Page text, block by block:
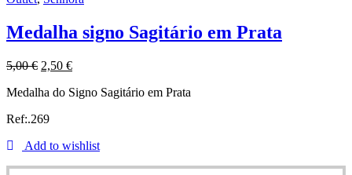
Medalha signo Sagitário em Prata
5,00€ 2,50 €
Medalha do Signo Sagitário em Prata
Ref:.269
Add to wishlist